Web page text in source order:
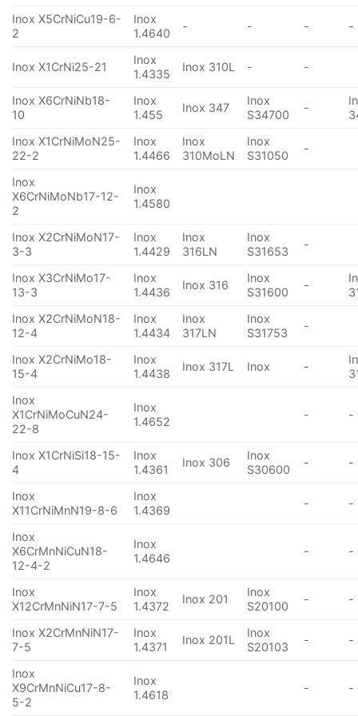
Inox X5CrNiCu19-6-
2
Inox
1.4640
- - - -
Inox X1CrNi25-21
Inox
1.4335
Inox 310L - -
Inox X6CrNiNb18-
10
Inox
1.455
Inox 347
Inox
S34700
-
Inox X1CrNiMoN25-
22-2
Inox
1.4466
Inox
310MoLN
Inox
S31050
-
Inox
X6CrNiMoNb17-12-
2
Inox
1.4580
Inox X2CrNiMoN17-
3-3
Inox
1.4429
Inox
316LN
Inox
S31653
-
Inox X3CrNiMo17-
13-3
Inox
1.4436
Inox 316
Inox
S31600
-
Inox X2CrNiMoN18-
12-4
Inox
1.4434
Inox
317LN
Inox
S31753
-
Inox X2CrNiMo18-
15-4
Inox
1.4438
Inox 317L Inox -
Inox
X1CrNiMoCuN24-
22-8
Inox
1.4652
- -
Inox X1CrNiSi18-15-
4
Inox
1.4361
Inox 306
Inox
S30600
- -
Inox
X11CrNiMnN19-8-6
Inox
1.4369
- -
Inox
X6CrMnNiCuN18-
12-4-2
Inox
1.4646
- -
Inox
X12CrMnNiN17-7-5
Inox
1.4372
Inox 201
Inox
S20100
- -
Inox X2CrMnNiN17-
7-5
Inox
1.4371
Inox 201L
Inox
S20103
- -
Inox
X9CrMnNiCu17-8-
5-2
Inox
1.4618
- -